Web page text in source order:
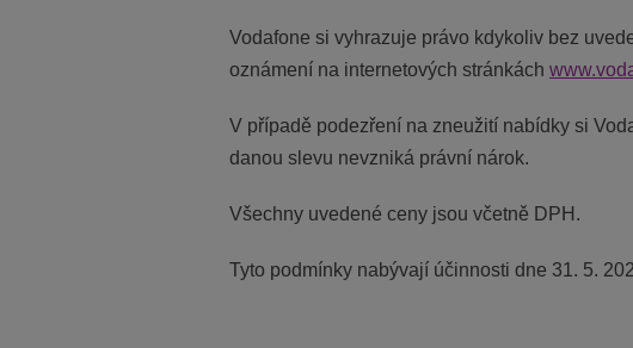
Vodafone si vyhrazuje právo kdykoliv bez
oznámení na internetových stránkách
V případě podezření na zneužití nabídky si
danou slevu nevzniká právní nárok.
Všechny uvedené ceny jsou včetně DPH.
Tyto podmínky nabývají účinnosti dne 31. 5.